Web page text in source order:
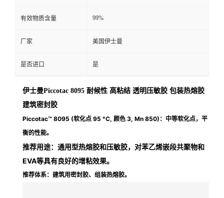
有效物质含量 99%
厂家 美国伊士曼
是否进口 是
伊士曼Piccotac 8095 耐候性 高粘结 透明压敏胶 包装热熔胶
建筑密封胶
Piccotac™ 8095 (软化点 95 °C, 颜色 3, Mn 850)： 中等软化点，平
衡的性能。
推荐用途： 通用型热熔胶和压敏胶，对苯乙烯嵌段共聚物和
EVA等具有良好的增粘效果。
推荐体系： 建筑用密封胶、组装热熔胶。